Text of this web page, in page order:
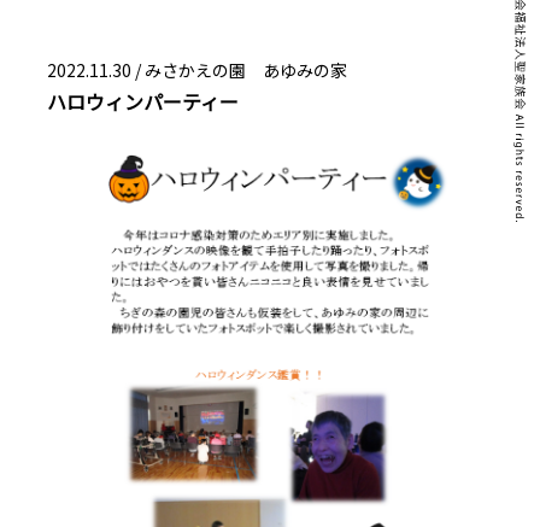
2022.11.30 /みさかえの園 あゆみの家
ハロウィンパーティー